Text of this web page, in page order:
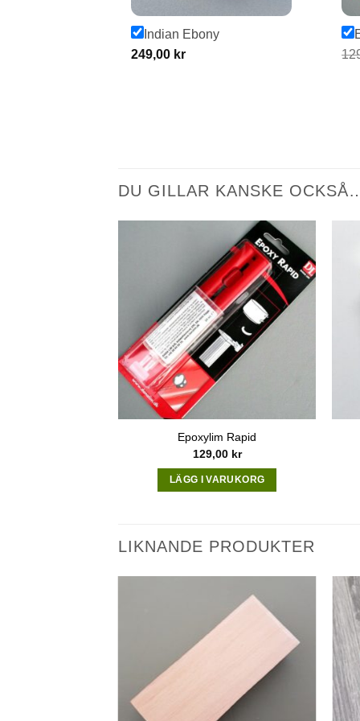
Indian Ebony
249,00 kr
DU GILLAR KANSKE
Epoxylim Rapid
129,00 kr
LÄGG I VARUKORG
LIKNANDE PRODUKTER